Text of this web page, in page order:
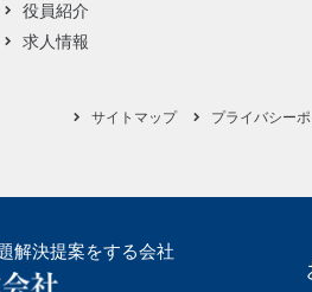
役員紹介
求人情報
サイトマップ プライバシー
解決提案をする会社